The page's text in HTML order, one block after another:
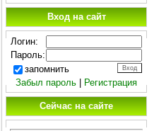
Вход на сайт
Логин:
Пароль:
запомнить
Забыл пароль
Регистрация
Сейчас на сайте